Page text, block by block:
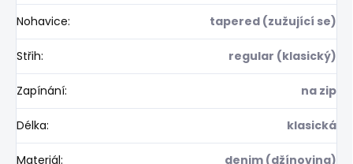
Nohavice: tapered (zužující se)
Střih: regular (klasický)
Zapínání: na zip
Délka: klasická
Materiál: denim (džínovina)